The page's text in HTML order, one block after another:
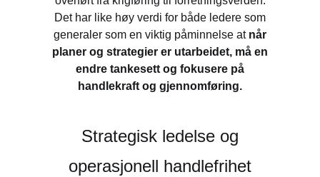
Det har like høy verdi for både ledere som
generaler som en viktig påminnelse at når
planer og strategier er utarbeidet, må en
endre tankesett og fokusere på
handlekraft og gjennomføring.
Strategisk ledelse og
operasjonell handlefrihet